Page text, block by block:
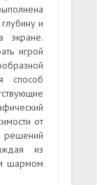
и
экране.
игрой
способ
от
решений
из
шармом